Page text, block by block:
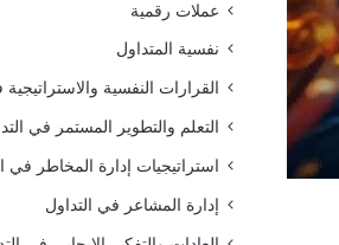
عملات رقمية
نفسية المتداول
القرارات النفسية
التعلم والتطوير المستمر في
استراتيجيات إدارة المخاطر في
إدارة المشاعر في التداول